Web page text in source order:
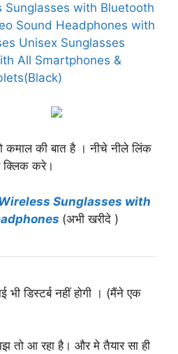
Sunglasses with Bluetooth
Sound Headphones with
Unisex Sunglasses
All Smartphones &
कमाल की बात है । नीचे नीले लिंक
क्लिक करे।
Sunglasses with
(अभी खरीदे )
भी डिस्टर्ब नहीं होगी । (मैंने एक
आ रहा है। और मे तैयार सा ही